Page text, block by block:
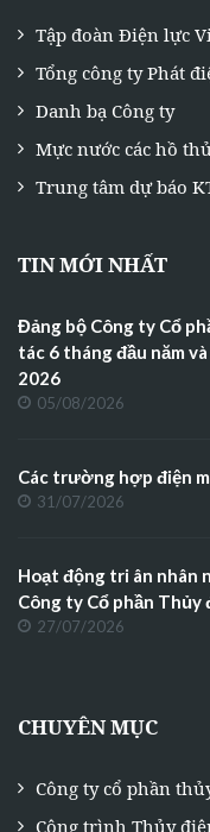
Tập đoàn Điện lực
Tổng công ty Phát
Danh bạ Công ty
Mực nước các hồ
Trung tâm dự báo
TIN MỚI NHẤT
Đảng bộ Công ty Cổ
tác 6 tháng đầu năm
2026
05/08/2026
Các trường hợp điện
31/07/2026
Hoạt động tri ân nhân
Công ty Cổ phần
27/07/2026
CHUYÊN MỤC
Công ty cổ phần
Công trình Thủy